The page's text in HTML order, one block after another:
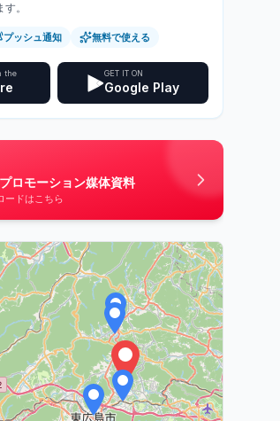
。
プッシュ通知 無料で使える
the GET IT ON
Google Play
プロモーション媒体資料
ードはこちら